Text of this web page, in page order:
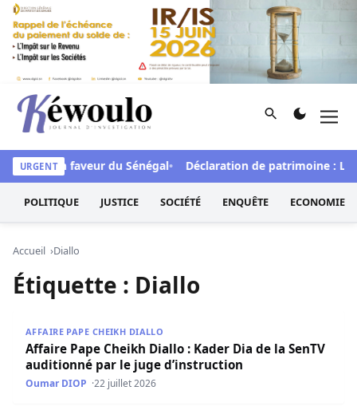
Aller au contenu
Kéwoulo, le premier site d'information et d'investigation
Rechercher
URGENT
FCFA en faveur du Sénégal Déclaration de patrimoine :
POLITIQUE JUSTICE SOCIÉTÉ ENQUÊTE ECONOMIE
Accueil Diallo
Étiquette : Diallo
AFFAIRE PAPE CHEIKH DIALLO
Affaire Pape Cheikh Diallo : Kader Dia de la SenTV
auditionné par le juge d’instruction
Oumar DIOP 22 juillet 2026